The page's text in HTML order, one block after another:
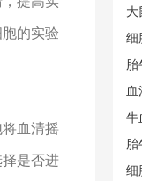
的实验
血清摇
是否进
大
细
胎
牛
胎
细